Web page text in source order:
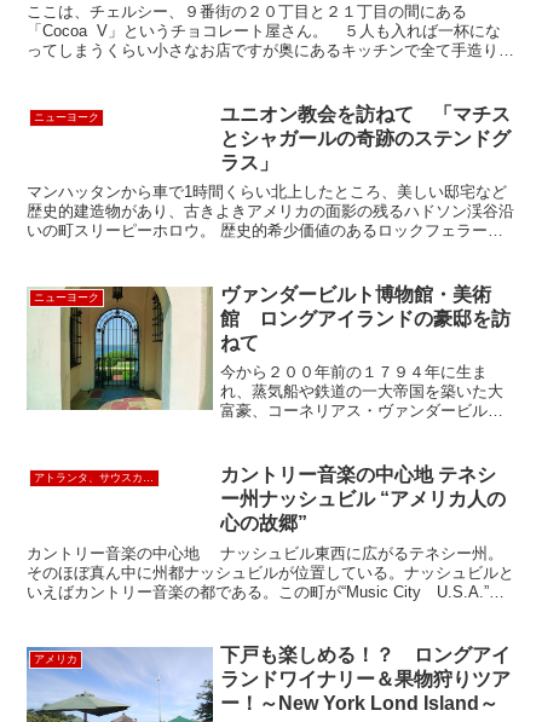
ここは、チェルシー、９番街の２０丁目と２１丁目の間にある
「Cocoa V」というチョコレート屋さん。 ５人も入れば一杯にな
ってしまうくらい小さなお店ですが奥にあるキッチンで全て手造りで
ニューヨーク
ユニオン教会を訪ねて 「マチス
とシャガールの奇跡のステンドグ
ラス」
マンハッタンから車で1時間くらい北上したところ、美しい邸宅など
歴史的建造物があり、古きよきアメリカの面影の残るハドソン渓谷沿
いの町スリーピーホロウ。 歴史的希少価値のあるロックフェラー
ニューヨーク
ヴァンダービルト博物館・美術
館 ロングアイランドの豪邸を訪
ねて
今から２００年前の１７９４年に生ま
れ、蒸気船や鉄道の一大帝国を築いた大
富豪、コーネリアス・ヴァンダービルト
サム・バンダービルト２世が建てたのが
この「サマー・レジデンス」...
アトランタ、サウスカロライナ、南部
カントリー音楽の中心地 テネシ
ー州ナッシュビル “アメリカ人の
心の故郷”
カントリー音楽の中心地 ナッシュビル東西に広がるテネシー州。
そのほぼ真ん中に州都ナッシュビルが位置している。ナッシュビルと
いえばカントリー音楽の都である。この町が“Music City U.S.A.”と
アメリカ
下戸も楽しめる！？ ロングアイ
ランドワイナリー＆果物狩りツア
ー！～New York Lond Island～